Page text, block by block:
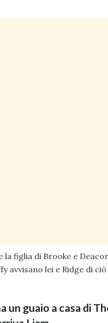
la figlia di Brooke e
avvisano lei e Ridge di ciò
un guaio a casa di